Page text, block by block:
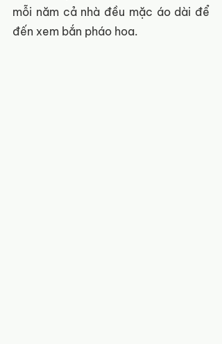
mỗi năm cả nhà đều mặc áo dài để
đến xem bắn pháo hoa.